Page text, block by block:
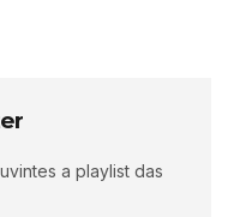
a playlist das